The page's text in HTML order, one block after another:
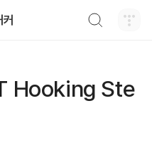
Hooking Ste